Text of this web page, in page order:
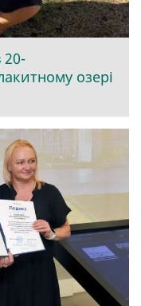
20-
озері